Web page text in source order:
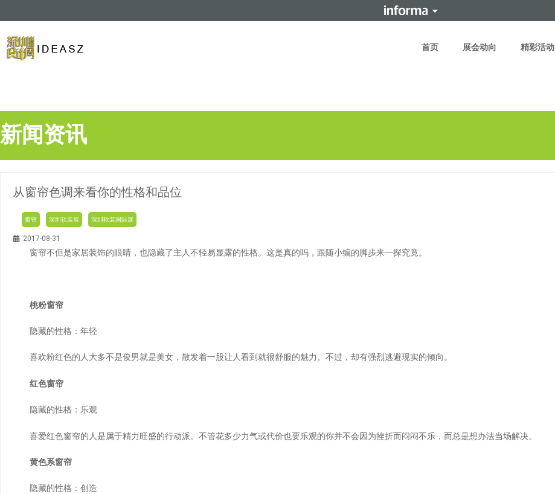
首页 展会动向 精彩活动
新闻资讯
从窗帘色调来看你的性格和品位
窗帘 深圳软装展 深圳软装国际展
2017-08-31
窗帘不但是家居装饰的眼睛，也隐藏了主人不轻易显露的性格。这是真的吗，跟随小编的脚步来一探究竟。
桃粉窗帘
隐藏的性格：年轻
喜欢粉红色的人大多不是俊男就是美女，散发着一股让人看到就很舒服的魅力。不过，却有强烈逃避现实的倾向。
红色窗帘
隐藏的性格：乐观
喜爱红色窗帘的人是属于精力旺盛的行动派。不管花多少力气或代价也要乐观的你并不会因为挫折而闷闷不乐，而总是想办法当场解决。
黄色系窗帘
隐藏的性格：创造